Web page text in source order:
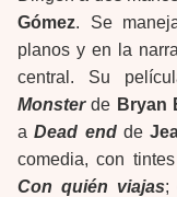
Gómez. Se
planos y en la
central. Su
Monsterde Bryan
a Dead endde
comedia, con
Con quién viajas;